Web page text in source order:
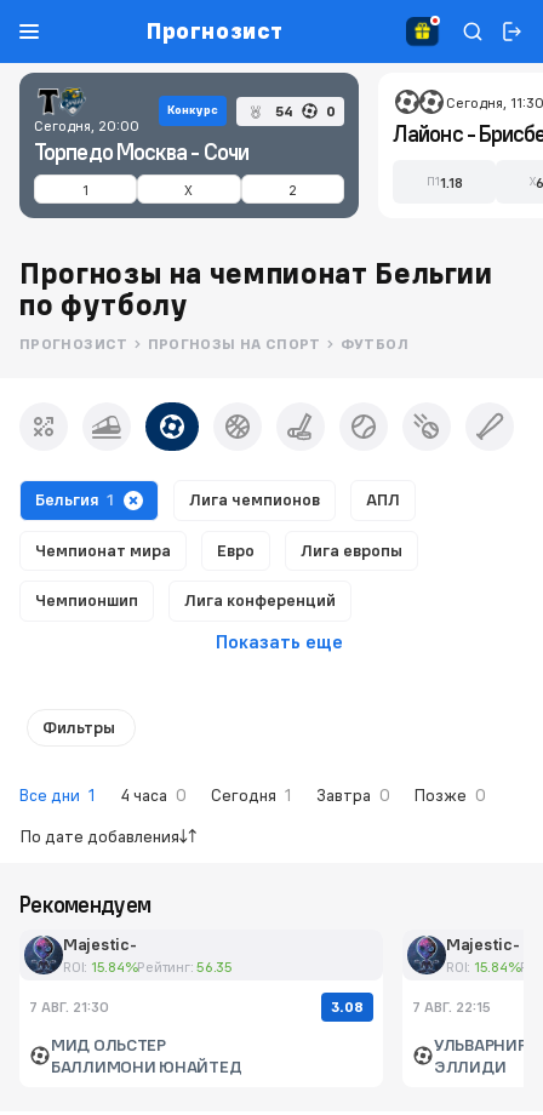
Прогнозист
Сегодня, 20:00
Конкурс 54 0
Торпедо Москва - Сочи
1 X 2
Сегодня, 11:30
Лайонc -
П11.18 X
Прогнозы на чемпионат Бельгии
по футболу
ПРОГНОЗИСТ ПРОГНОЗЫ НА СПОРТ ФУТБОЛ
Бельгия 1 Лига чемпионов АПЛ
Чемпионат мира Евро Лига европы
Чемпионшип Лига конференций
Показать еще
Фильтры
Все дни 1 4 часа 0 Сегодня 1 Завтра 0 Позже 0
По дате добавления
Рекомендуем
Majestic-
ROI: 15.84%Рейтинг:56.35
7 АВГ. 21:30 3.08
МИД ОЛЬСТЕР
БАЛЛИМОНИ ЮНАЙТЕД
Majestic-
ROI: 15.84%
7 АВГ. 22:15
УЛЬВАРНИР
ЭЛЛИДИ